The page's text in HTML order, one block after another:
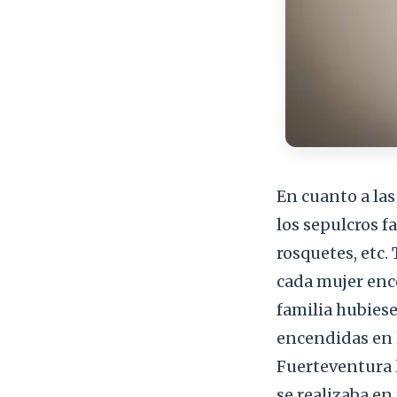
En cuanto a
los sepulcros
rosquetes, etc.
cada mujer
familia
encendidas en
Fuerteventura